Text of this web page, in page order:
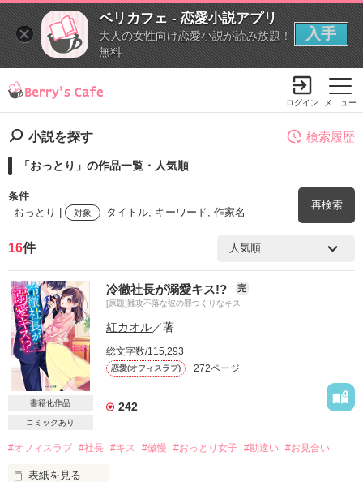
ベリカフェ - 恋愛小説アプリ
大人の女性向け恋愛小説が読み放題！
無料
入手
メニュー
ログイン
小説を探す
「おっとり」の作品一覧・人気順
条件
おっとり |
対象 タイトル, キーワード, 作家名
再検索
検索ワード
詳しく検索
検索対象
タイトル
あらすじ
検索履歴
16件
書籍化作品
コミックあり
冷徹社長が溺愛キス!? 完
[原題]難攻不落な彼の罪つくりなキス
紅カオル／著
総文字数/115,293
恋愛(オフィスラブ) 272ページ
242
#オフィスラブ #社長 #キス #傲慢 #おっとり女子 #勘違い #お見合い
表紙を見る